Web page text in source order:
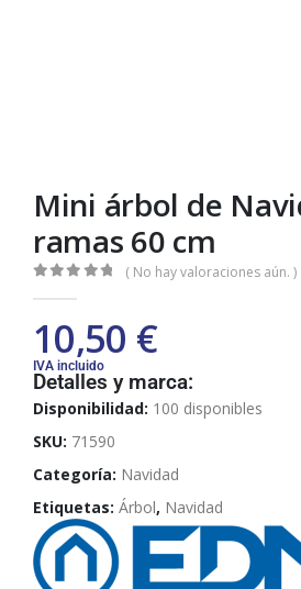
Mini árbol de
ramas 60 cm
( No hay valoraciones aún. )
10,50 €
IVA incluido
Detalles y marca:
Disponibilidad: 100 disponibles
SKU: 71590
Categoría: Navidad
Etiquetas: Árbol, Navidad